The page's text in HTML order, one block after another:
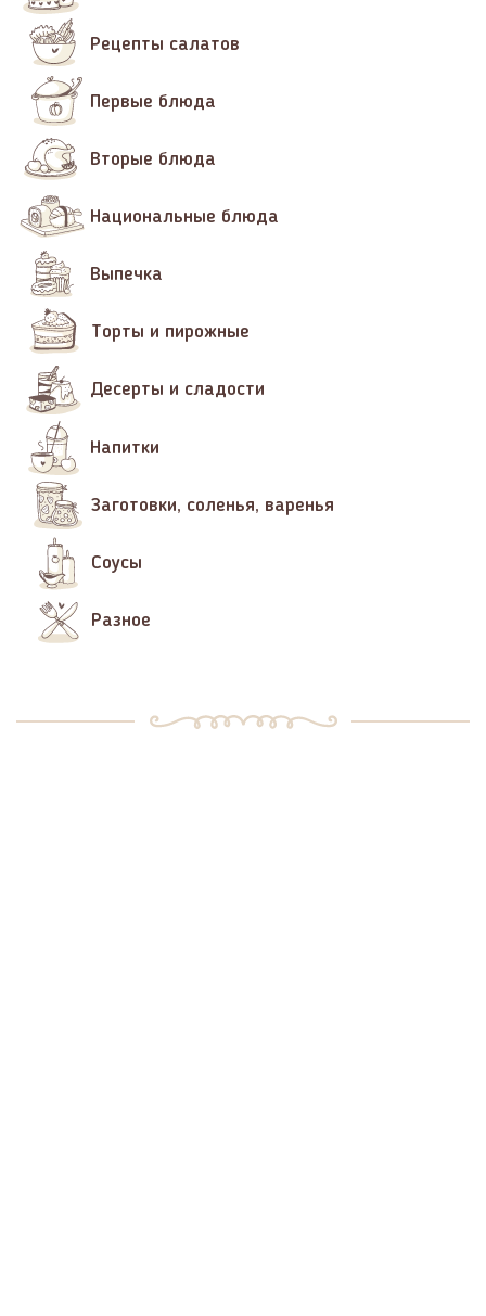
Рецепты салатов
Первые блюда
Вторые блюда
Национальные блюда
Выпечка
Торты и пирожные
Десерты и сладости
Напитки
Заготовки, соленья, варенья
Соусы
Разное